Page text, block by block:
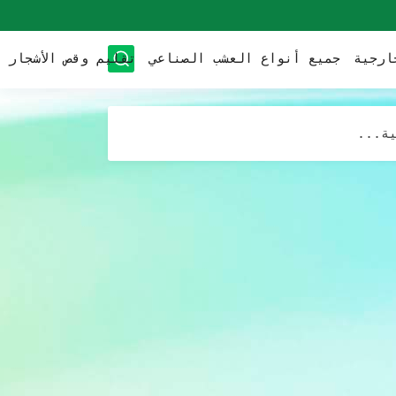
جميع أنواع العشب الصناعي تقليم وقص الأشجار